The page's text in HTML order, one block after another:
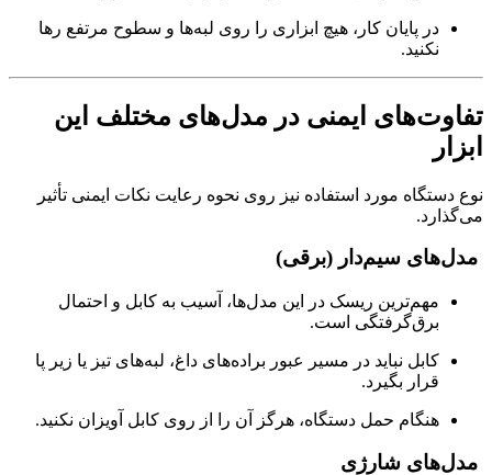
در پایان کار، هیچ ابزاری را روی لبه‌ها و سطوح مرتفع رها
نکنید.
تفاوت‌های ایمنی در مدل‌های مختلف این
ابزار
نوع دستگاه مورد استفاده نیز روی نحوه رعایت نکات ایمنی تأثیر
می‌گذارد.
مدل‌های سیم‌دار (برقی)
مهم‌ترین ریسک در این مدل‌ها، آسیب به کابل و احتمال
برق‌گرفتگی است.
کابل نباید در مسیر عبور براده‌های داغ، لبه‌های تیز یا زیر پا
قرار بگیرد.
هنگام حمل دستگاه، هرگز آن را از روی کابل آویزان نکنید.
مدل‌های شارژی